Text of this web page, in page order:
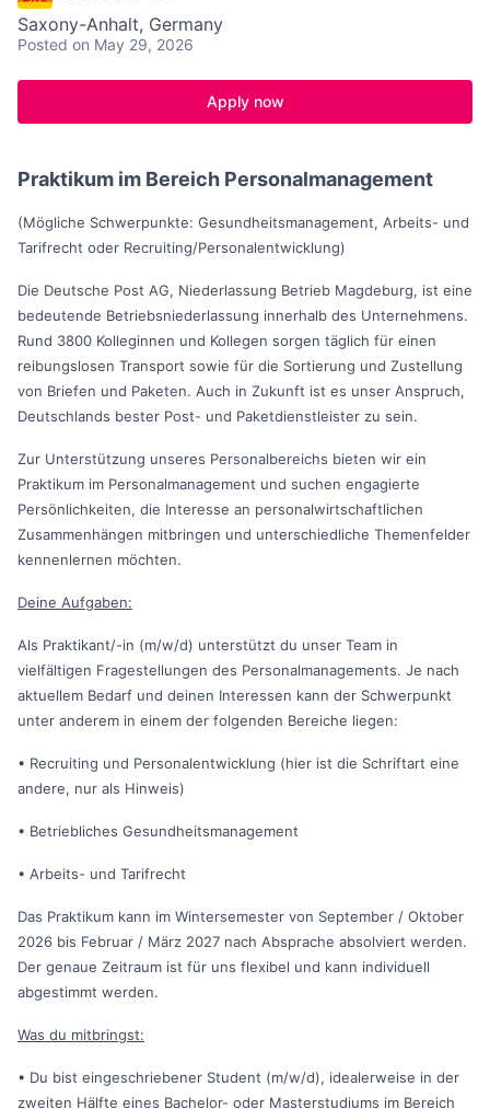
Saxony-Anhalt, Germany
Posted on May 29, 2026
Apply now
Praktikum im Bereich Personalmanagement
(Mögliche Schwerpunkte: Gesundheitsmanagement, Arbeits- und
Tarifrecht oder Recruiting/Personalentwicklung)
Die Deutsche Post AG, Niederlassung Betrieb Magdeburg, ist eine
bedeutende Betriebsniederlassung innerhalb des Unternehmens.
Rund 3800 Kolleginnen und Kollegen sorgen täglich für einen
reibungslosen Transport sowie für die Sortierung und Zustellung
von Briefen und Paketen. Auch in Zukunft ist es unser Anspruch,
Deutschlands bester Post- und Paketdienstleister zu sein.
Zur Unterstützung unseres Personalbereichs bieten wir ein
Praktikum im Personalmanagement und suchen engagierte
Persönlichkeiten, die Interesse an personalwirtschaftlichen
Zusammenhängen mitbringen und unterschiedliche Themenfelder
kennenlernen möchten.
Deine Aufgaben:
Als Praktikant/-in (m/w/d) unterstützt du unser Team in
vielfältigen Fragestellungen des Personalmanagements. Je nach
aktuellem Bedarf und deinen Interessen kann der Schwerpunkt
unter anderem in einem der folgenden Bereiche liegen:
• Recruiting und Personalentwicklung (hier ist die Schriftart eine
andere, nur als Hinweis)
• Betriebliches Gesundheitsmanagement
• Arbeits- und Tarifrecht
Das Praktikum kann im Wintersemester von September / Oktober
2026 bis Februar / März 2027 nach Absprache absolviert werden.
Der genaue Zeitraum ist für uns flexibel und kann individuell
abgestimmt werden.
Was du mitbringst:
• Du bist eingeschriebener Student (m/w/d), idealerweise in der
zweiten Hälfte eines Bachelor- oder Masterstudiums im Bereich